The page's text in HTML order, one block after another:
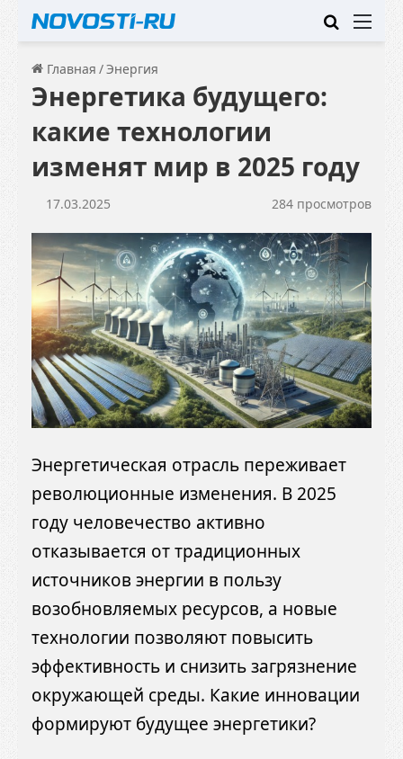
Искать
Главная /Энергия
Энергетика будущего:
какие технологии
изменят мир в 2025 году
17.03.2025 284 просмотров
Энергетическая отрасль переживает
революционные изменения. В 2025
году человечество активно
отказывается от традиционных
источников энергии в пользу
возобновляемых ресурсов, а новые
технологии позволяют повысить
эффективность и снизить загрязнение
окружающей среды. Какие инновации
формируют будущее энергетики?